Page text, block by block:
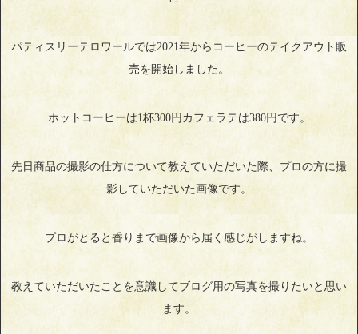
パティスリーテロワールでは2021年からコーヒーのテイクアウト販
売を開始しました。
ホットコーヒーは1杯300円カフェラテは380円です。
先日商品の撮影の仕方について教えていただいた際、プロの方に撮
影していただいた画像です。
プロがとると香りまで画像から届く感じがしますね。
教えていただいたことを意識してブログ用の写真を撮りたいと思い
ます。